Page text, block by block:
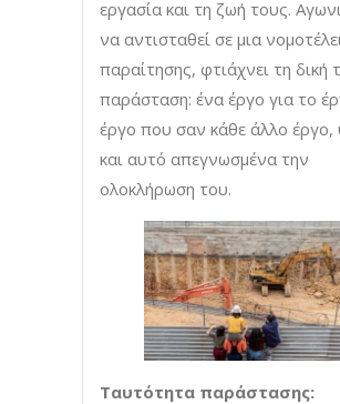
εργασία και τη ζωή τους.
να αντισταθεί σε μια
παραίτησης, φτιάχνει τη δική
παράσταση: ένα έργο για το
έργο που σαν κάθε άλλο έργο,
και αυτό απεγνωσμένα την
ολοκλήρωση του.
Ταυτότητα παράστασης: